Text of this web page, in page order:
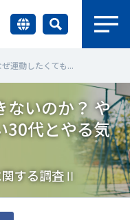
＃部活動
身体活動と健康寿命
＃競技人口
ティ
ぜ運動したくても...
ないのか？ や
30代とやる気
する調査Ⅱ